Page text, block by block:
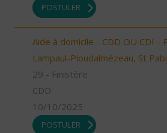
POSTULER
Aide à domicile - CDD OU CDI -
Lampaul-Ploudalmézeau, St
29 - Finistère
CDD
10/10/2025
POSTULER